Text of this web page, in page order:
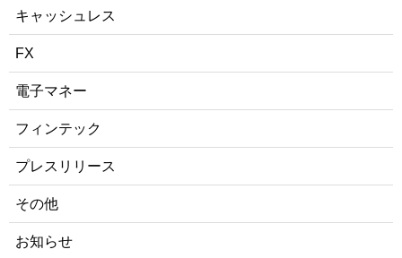
キャッシュレス
FX
電子マネー
フィンテック
プレスリリース
その他
お知らせ